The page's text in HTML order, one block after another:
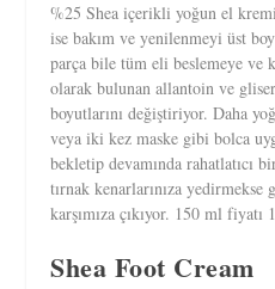
%25 Shea içerikli yoğun el
ise bakım ve yenilenmeyi üst
parça bile tüm eli beslemeye ve
olarak bulunan allantoin ve
boyutlarını değiştiriyor. Daha
veya iki kez maske gibi bolca
bekletip devamında rahatlatıcı
tırnak kenarlarınıza
karşımıza çıkıyor. 150 ml fiyatı
Shea Foot Cream